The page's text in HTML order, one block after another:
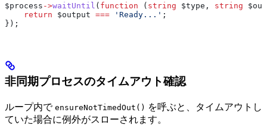
$process ->waitUntil ( function ( string $type , string
    return
$output === 'Ready...' ;
});
非同期プロセスのタイムアウト確認
ループ内で ensureNotTimedOut() を呼ぶと、タイムアウトし
ていた場合に例外がスローされます。